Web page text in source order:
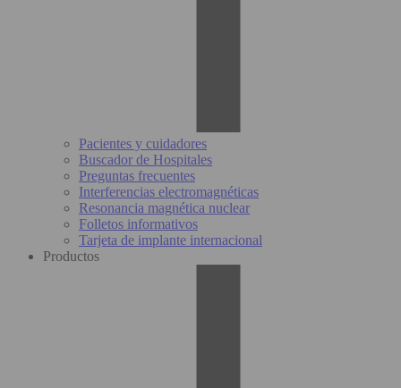
Pacientes y cuidadores
Buscador de Hospitales
Preguntas frecuentes
Interferencias electromagnéticas
Resonancia magnética nuclear
Folletos informativos
Tarjeta de implante internacional
Productos